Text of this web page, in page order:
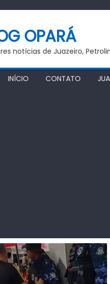
OPARÁ
notícias de Juazeiro,
INÍCIO CONTATO